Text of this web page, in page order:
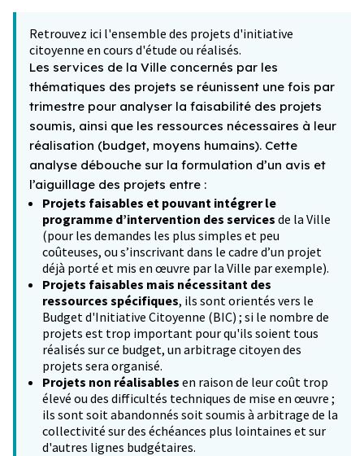
−
Retrouvez ici l'ensemble des projets d'initiative
citoyenne en cours d'étude ou réalisés.
Les services de la Ville concernés par les
thématiques des projets se réunissent une fois par
trimestre pour analyser la faisabilité des projets
soumis, ainsi que les ressources nécessaires à leur
réalisation (budget, moyens humains). Cette
analyse débouche sur la formulation d’un avis et
l’aiguillage des projets entre :
Projets faisables et pouvant intégrer le
programme d’intervention des services de la Ville
(pour les demandes les plus simples et peu
coûteuses, ou s’inscrivant dans le cadre d’un projet
déjà porté et mis en œuvre par la Ville par exemple).
Projets faisables mais nécessitant des
ressources spécifiques, ils sont orientés vers le
Budget d'Initiative Citoyenne (BIC) ; si le nombre de
projets est trop important pour qu'ils soient tous
réalisés sur ce budget, un arbitrage citoyen des
projets sera organisé.
Projets non réalisables en raison de leur coût trop
élevé ou des difficultés techniques de mise en œuvre ;
ils sont soit abandonnés soit soumis à arbitrage de la
collectivité sur des échéances plus lointaines et sur
d'autres lignes budgétaires.